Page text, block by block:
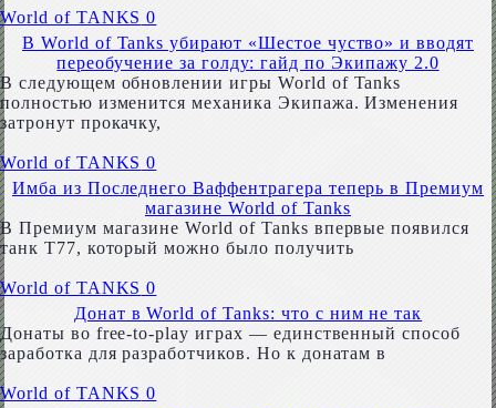
World of TANKS 0
В World of Tanks убирают «Шестое чуство» и вводят
переобучение за голду: гайд по Экипажу 2.0
В следующем обновлении игры World of Tanks
полностью изменится механика Экипажа. Изменения
затронут прокачку,
World of TANKS 0
Имба из Последнего Ваффентрагера теперь в Премиум
магазине World of Tanks
В Премиум магазине World of Tanks впервые появился
танк Т77, который можно было получить
World of TANKS 0
Донат в World of Tanks: что с ним не так
Донаты во free-to-play играх — единственный способ
заработка для разработчиков. Но к донатам в
World of TANKS 0